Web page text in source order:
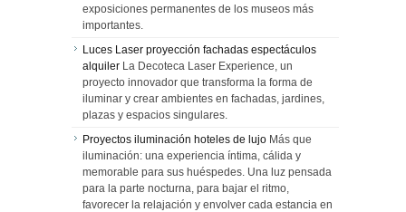
exposiciones permanentes de los museos más
importantes.
Luces Laser proyección fachadas espectáculos
alquiler La Decoteca Laser Experience, un
proyecto innovador que transforma la forma de
iluminar y crear ambientes en fachadas, jardines,
plazas y espacios singulares.
Proyectos iluminación hoteles de lujo Más que
iluminación: una experiencia íntima, cálida y
memorable para sus huéspedes. Una luz pensada
para la parte nocturna, para bajar el ritmo,
favorecer la relajación y envolver cada estancia en